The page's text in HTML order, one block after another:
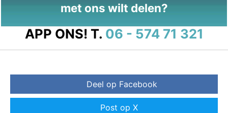
met ons wilt delen?
APP ONS! T. 06 - 574 71 321
Deel op Facebook
Post op X